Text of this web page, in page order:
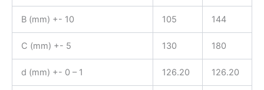
B (mm) +- 10 105 144
C (mm) +- 5 130 180
d (mm) +- 0 – 1 126.20 126.20